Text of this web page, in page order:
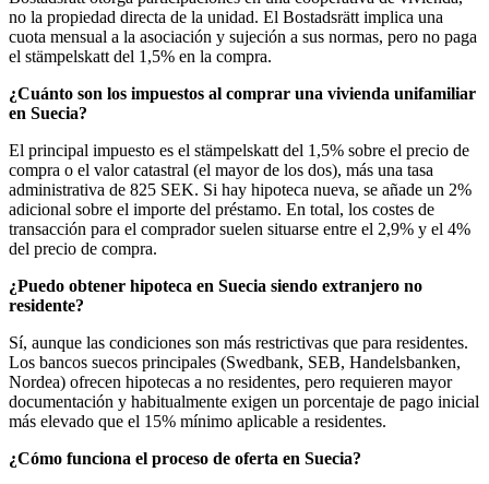
no la propiedad directa de la unidad. El Bostadsrätt implica una
cuota mensual a la asociación y sujeción a sus normas, pero no paga
el stämpelskatt del 1,5% en la compra.
¿Cuánto son los impuestos al comprar una vivienda unifamiliar
en Suecia?
El principal impuesto es el stämpelskatt del 1,5% sobre el precio de
compra o el valor catastral (el mayor de los dos), más una tasa
administrativa de 825 SEK. Si hay hipoteca nueva, se añade un 2%
adicional sobre el importe del préstamo. En total, los costes de
transacción para el comprador suelen situarse entre el 2,9% y el 4%
del precio de compra.
¿Puedo obtener hipoteca en Suecia siendo extranjero no
residente?
Sí, aunque las condiciones son más restrictivas que para residentes.
Los bancos suecos principales (Swedbank, SEB, Handelsbanken,
Nordea) ofrecen hipotecas a no residentes, pero requieren mayor
documentación y habitualmente exigen un porcentaje de pago inicial
más elevado que el 15% mínimo aplicable a residentes.
¿Cómo funciona el proceso de oferta en Suecia?